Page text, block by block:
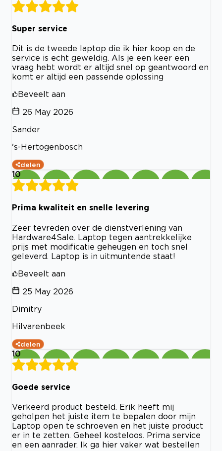
Super service
Dit is de tweede laptop die ik hier koop en de
service is echt geweldig. Als je een keer een
vraag hebt wordt er altijd snel op geantwoord en
komt er altijd een passende oplossing
Beveelt aan
26 May 2026
Sander
's-Hertogenbosch
delen
10
Prima kwaliteit en snelle levering
Zeer tevreden over de dienstverlening van
Hardware4Sale. Laptop tegen aantrekkelijke
prijs met modificatie geheugen en toch snel
geleverd. Laptop is in uitmuntende staat!
Beveelt aan
25 May 2026
Dimitry
Hilvarenbeek
delen
10
Goede service
Verkeerd product besteld. Erik heeft mij
geholpen het juiste item te bepalen door mijn
Laptop open te schroeven en het juiste product
er in te zetten. Geheel kosteloos. Prima service
en een aanrader. Ik ga hier vaker wat bestellen